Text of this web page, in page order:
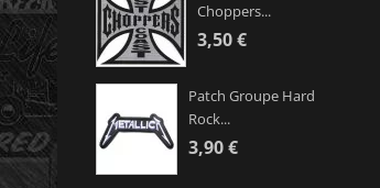
Choppers...
3,50 €
Patch Groupe Hard
Rock...
3,90 €